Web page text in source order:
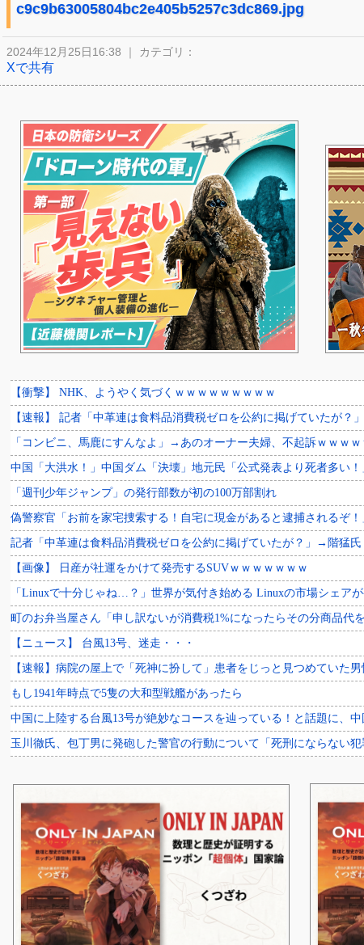
c9c9b63005804bc2e405b5257c3dc869.jpg
2024年12月25日16:38 ｜ カテゴリ：
Xで共有